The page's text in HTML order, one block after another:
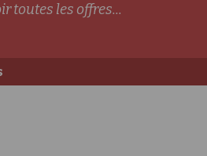
toutes les offres...